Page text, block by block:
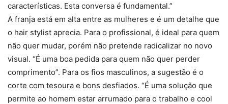
características. Esta conversa é fundamental.”
A franja está em alta entre as mulheres e é um detalhe que
o hair stylist aprecia. Para o profissional, é ideal para quem
não quer mudar, porém não pretende radicalizar no novo
visual. “É uma boa pedida para quem não quer perder
comprimento”. Para os fios masculinos, a sugestão é o
corte com tesoura e bons desfiados. “É uma solução que
permite ao homem estar arrumado para o trabalho e cool